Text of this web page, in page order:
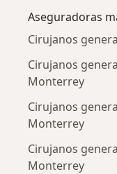
Aseguradoras
Cirujanos
Cirujanos
Monterrey
Cirujanos
Monterrey
Cirujanos
Monterrey